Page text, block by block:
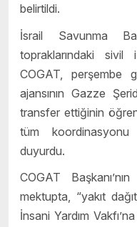
belirtildi.
İsrail Savunma
topraklarındaki
COGAT, perşembe
ajansının Gazze
transfer ettiğinin
tüm koordinasyonu
duyurdu.
COGAT
mektupta, “yakıt
İnsani Yardım